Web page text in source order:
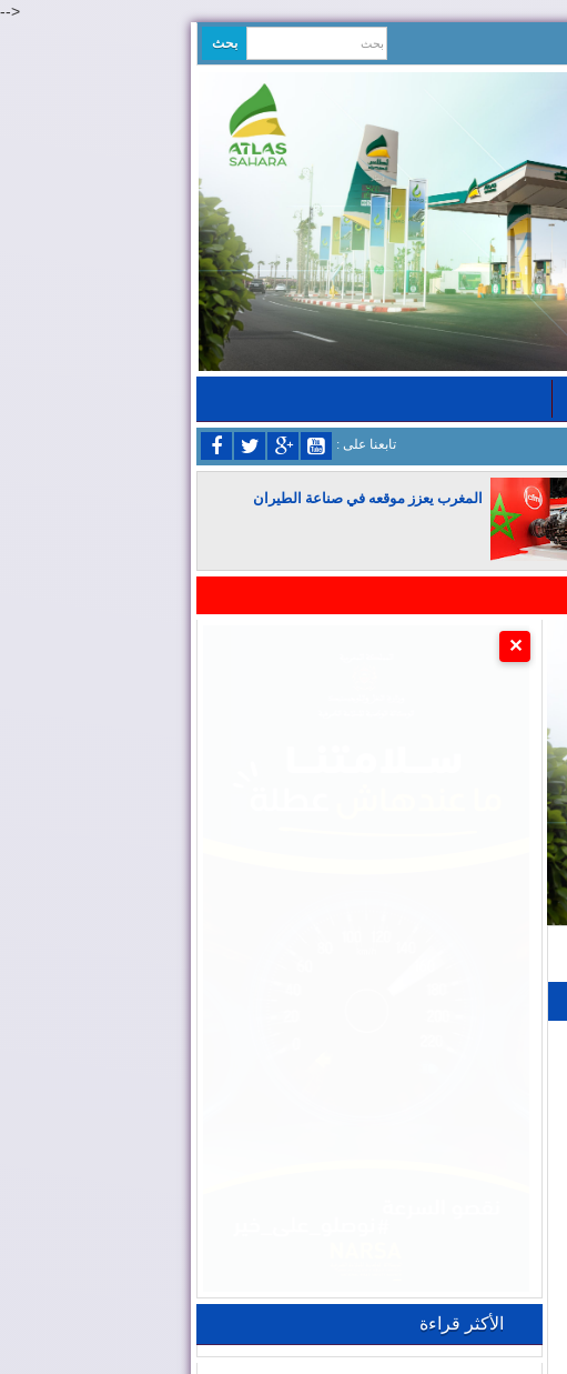
-->
: تابعنا على
المغرب يعزز موقعه في صناعة الطيران
✕
الأكثر قراءة